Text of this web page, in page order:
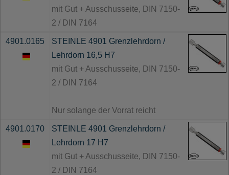
mit Gut + Ausschusseite, DIN 7150-
2 / DIN 7164
4901.0165
STEINLE 4901 Grenzlehrdorn /
Lehrdorn 16,5 H7
mit Gut + Ausschusseite, DIN 7150-
2 / DIN 7164
Nur solange der Vorrat reicht
4901.0170
STEINLE 4901 Grenzlehrdorn /
Lehrdorn 17 H7
mit Gut + Ausschusseite, DIN 7150-
2 / DIN 7164